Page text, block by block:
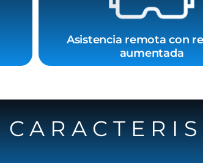
Asistencia remota con
aumentada